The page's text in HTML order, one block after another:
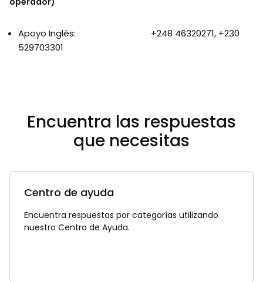
Apoyo Inglés: +248 46320271, +230
529703301
Encuentra las respuestas
que necesitas
Centro de ayuda
Encuentra respuestas por categorías utilizando
nuestro Centro de Ayuda.